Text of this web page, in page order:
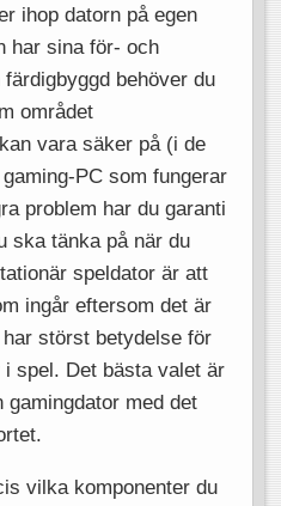
ihop datorn på egen
har sina för- och
behöver du
området
vara säker på (i de
PC som fungerar
problem har du garanti
ska tänka på när du
speldator är att
ingår eftersom det är
störst betydelse för
spel. Det bästa valet är
med det
vilka komponenter du